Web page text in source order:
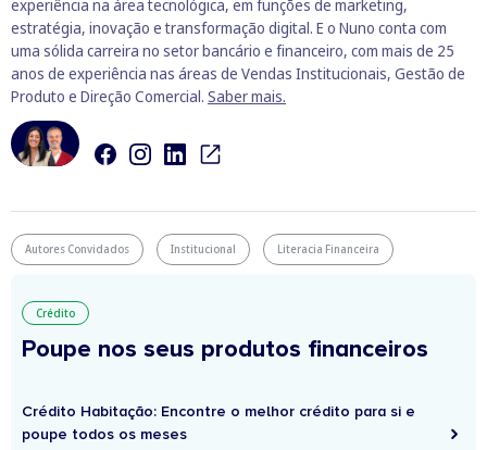
experiência na área tecnológica, em funções de marketing,
estratégia, inovação e transformação digital. E o Nuno conta com
uma sólida carreira no setor bancário e financeiro, com mais de 25
anos de experiência nas áreas de Vendas Institucionais, Gestão de
Produto e Direção Comercial. Saber mais.
Autores Convidados Institucional Literacia Financeira
Crédito
Poupe nos seus produtos financeiros
Crédito Habitação: Encontre o melhor crédito para si e
poupe todos os meses